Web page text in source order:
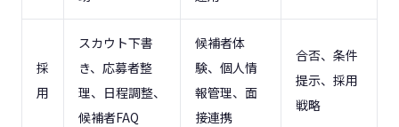
採
用
スカウト下書
き、応募者整
理、日程調整、
候補者FAQ
候補者体
験、個人情
報管理、面
接連携
合否、条件
提示、採用
戦略